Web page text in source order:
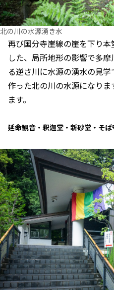
北の川の水源湧き水
再び国分寺崖線の崖を下り
した、局所地形の影響で多
る逆さ川に水源の湧水の見
作った北の川の水源になり
ます。
延命観音・釈迦堂・新砂堂・そ